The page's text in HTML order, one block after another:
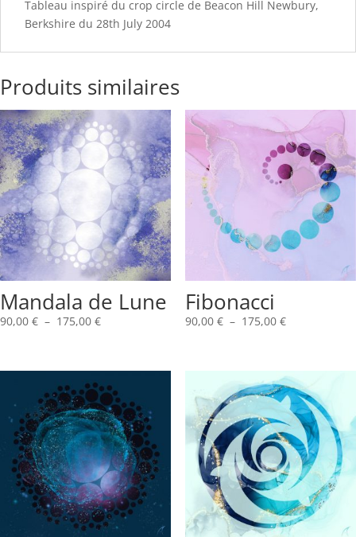
Tableau inspiré du crop circle de Beacon Hill Newbury,
Berkshire du 28th July 2004
Produits similaires
Mandala de Lune
90,00 € – 175,00 €Plage
90,00 €
à
175,00 €
Fibonacci
90,00 € – 175,00 €Plage
90,00 €
à
175,00 €